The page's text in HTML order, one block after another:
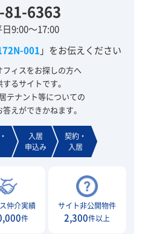
81-6363
9:00～17:00
001 」をお伝えください
ィスをお探しの方へ
るサイトです。
テナント等についての
えができかねます。
入居
申込み
契約・
入居
仲介実績
件
サイト非公開物件
2,300件以上